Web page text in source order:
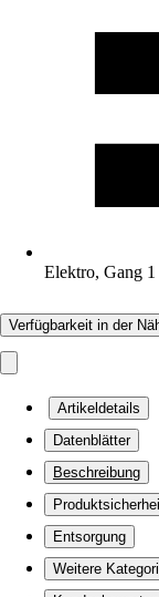
Elektro, Gang 1
Verfügbarkeit in der
Artikeldetails
Datenblätter
Beschreibung
Entsorgung
Weitere